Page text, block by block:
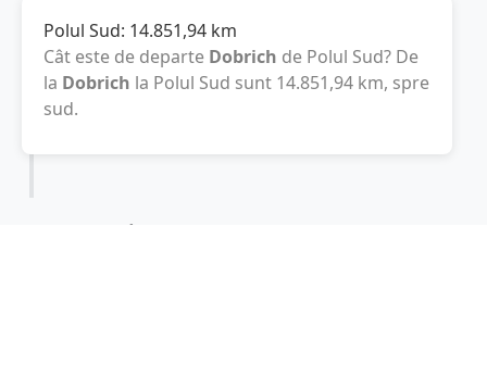
Polul Sud: 14.851,94 km
Cât este de departe Dobrich de Polul Sud? De
la Dobrich la Polul Sud sunt 14.851,94 km, spre
sud.
Localități în apropiere de Dobrich